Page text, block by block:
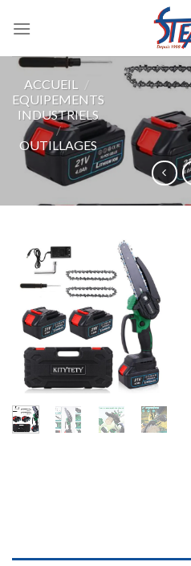
ACCUEIL
/
EQUIPEMENTS
INDUSTRIELS
/
OUTILLAGES